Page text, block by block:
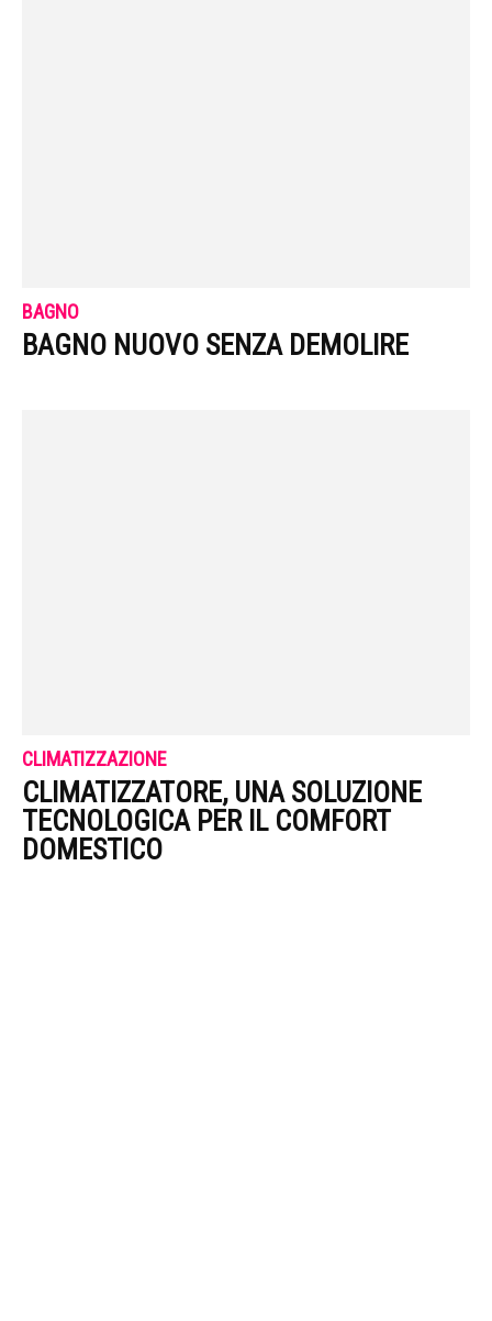
BAGNO
BAGNO NUOVO SENZA DEMOLIRE
CLIMATIZZAZIONE
CLIMATIZZATORE, UNA SOLUZIONE
TECNOLOGICA PER IL COMFORT
DOMESTICO